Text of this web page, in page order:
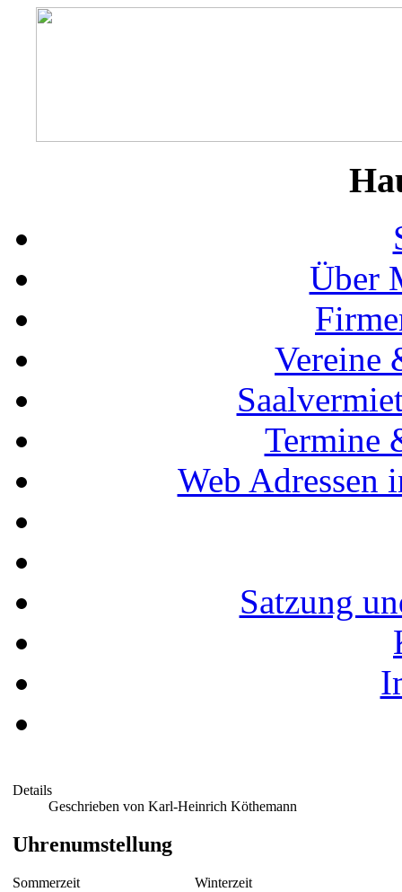
Über
Vereine
Termine
Web Adressen
Satzung
Details
Geschrieben von Karl-Heinrich Köthemann
Uhrenumstellung
Sommerzeit Winterzeit